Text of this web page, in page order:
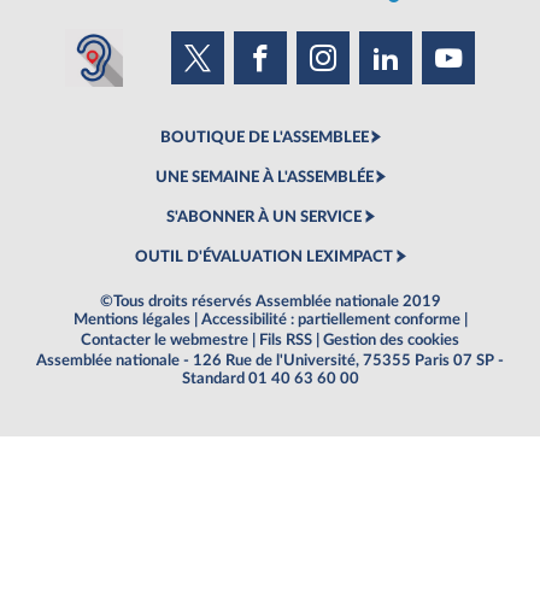
BOUTIQUE DE L'ASSEMBLEE
UNE SEMAINE À L'ASSEMBLÉE
S'ABONNER À UN SERVICE
OUTIL D'ÉVALUATION LEXIMPACT
©Tous droits réservés Assemblée nationale 2019
Mentions légales
Accessibilité : partiellement conforme
Contacter le webmestre
Fils RSS
Gestion des cookies
Assemblée nationale - 126 Rue de l'Université, 75355 Paris 07 SP -
Standard 01 40 63 60 00